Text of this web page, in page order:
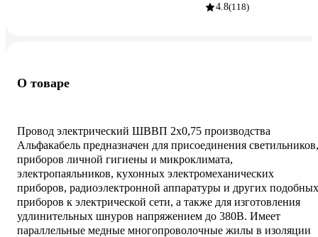
4.8(118)
О товаре
Провод электрический ШВВП 2х0,75 производства
Альфакабель предназначен для присоединения светильников,
приборов личной гигиены и микроклимата,
электропаяльников, кухонных электромеханических
приборов, радиоэлектронной аппаратуры и других подобных
приборов к электрической сети, а также для изготовления
удлинительных шнуров напряжением до 380В. Имеет
параллельные медные многопроволочные жилы в изоляции